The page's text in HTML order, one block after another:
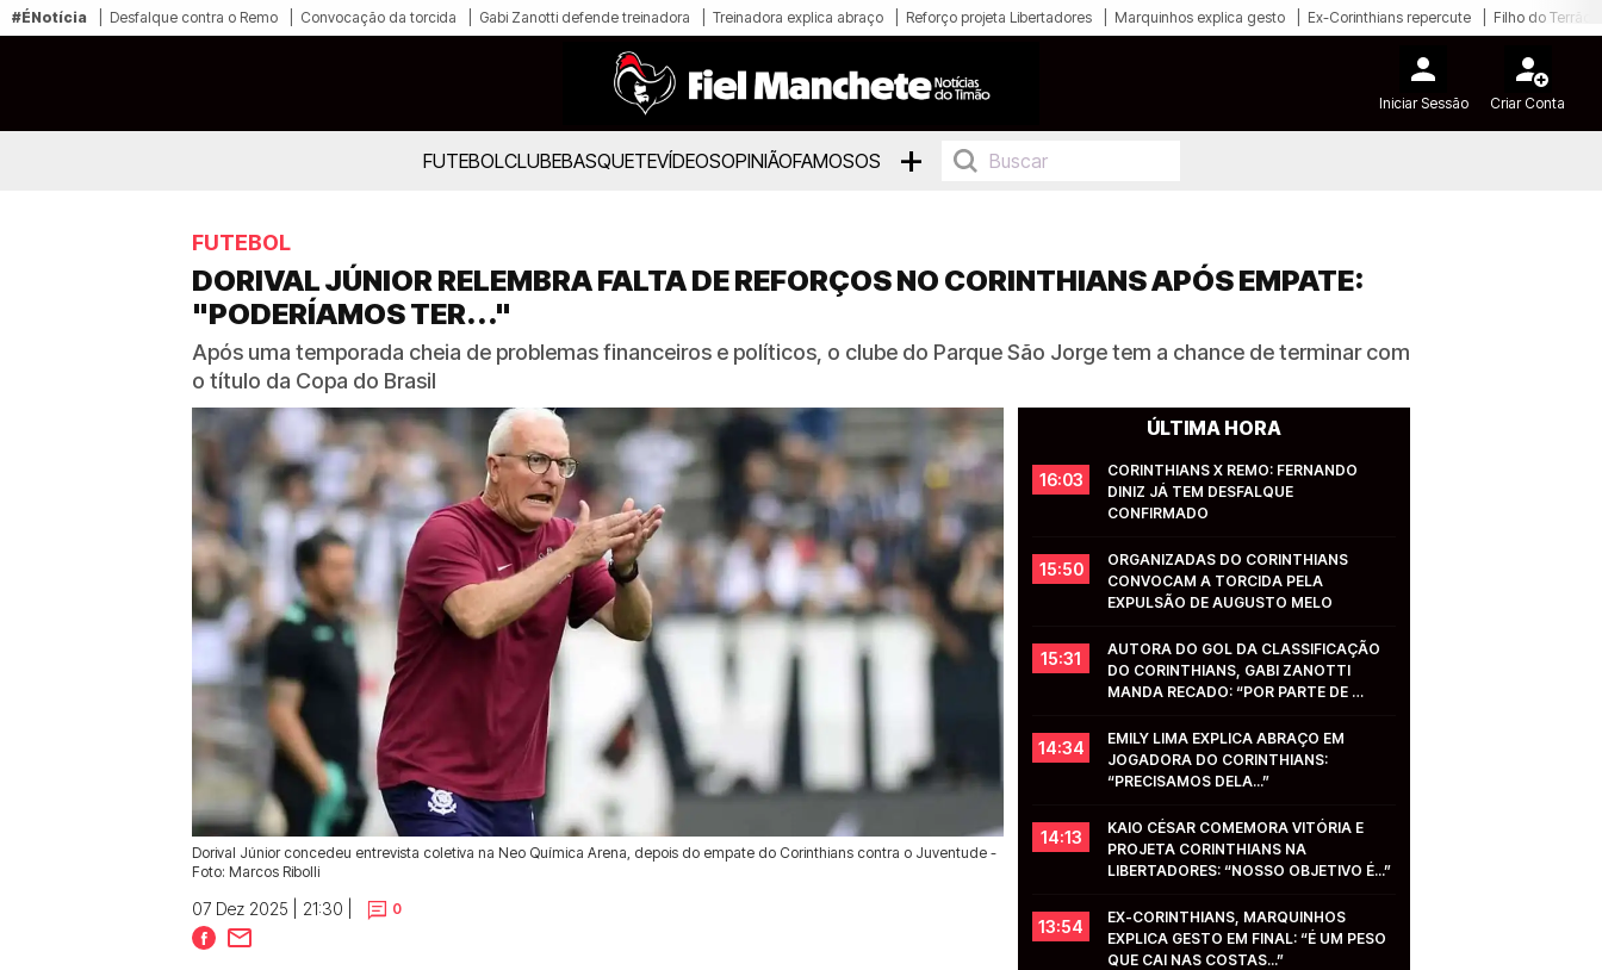
#ÉNotícia Desfalque contra o Remo Convocação da torcida Gabi Zanotti defende treinadora Treinadora explica abraço Reforço projeta Libertadores Marquinhos explica gesto Ex-Corinthians repercute Filho do Terrão
Iniciar Sessão Criar Conta
FUTEBOLCLUBEBASQUETEVÍDEOSOPINIÃOFAMOSOS +
FUTEBOL
DORIVAL JÚNIOR RELEMBRA FALTA DE REFORÇOS NO CORINTHIANS APÓS EMPATE:
"PODERÍAMOS TER..."
Após uma temporada cheia de problemas financeiros e políticos, o clube do Parque São Jorge tem a chance de terminar com
o título da Copa do Brasil
Dorival Júnior concedeu entrevista coletiva na Neo Química Arena, depois do empate do Corinthians contra o Juventude -
Foto: Marcos Ribolli
07 Dez 2025 | 21:30 | 0
ÚLTIMA HORA
16:03
CORINTHIANS X REMO: FERNANDO
DINIZ JÁ TEM DESFALQUE
CONFIRMADO
15:50
ORGANIZADAS DO CORINTHIANS
CONVOCAM A TORCIDA PELA
EXPULSÃO DE AUGUSTO MELO
15:31
AUTORA DO GOL DA CLASSIFICAÇÃO
DO CORINTHIANS, GABI ZANOTTI
MANDA RECADO: “POR PARTE DE
14:34
EMILY LIMA EXPLICA ABRAÇO EM
JOGADORA DO CORINTHIANS:
“PRECISAMOS DELA...”
14:13
KAIO CÉSAR COMEMORA VITÓRIA E
PROJETA CORINTHIANS NA
LIBERTADORES: “NOSSO OBJETIVO É...”
13:54
EX-CORINTHIANS, MARQUINHOS
EXPLICA GESTO EM FINAL: “É UM PESO
QUE CAI NAS COSTAS...”